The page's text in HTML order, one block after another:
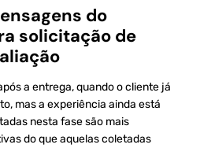
do
solicitação de
a entrega, quando o cliente já
mas a experiência ainda está
nesta fase são mais
do que aquelas coletadas